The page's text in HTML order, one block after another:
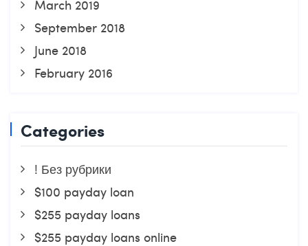
March 2019
September 2018
June 2018
February 2016
Categories
! Без рубрики
$100 payday loan
$255 payday loans
$255 payday loans online